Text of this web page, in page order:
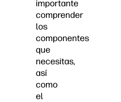
importante
comprender
los
componentes
que
necesitas,
así
como
el